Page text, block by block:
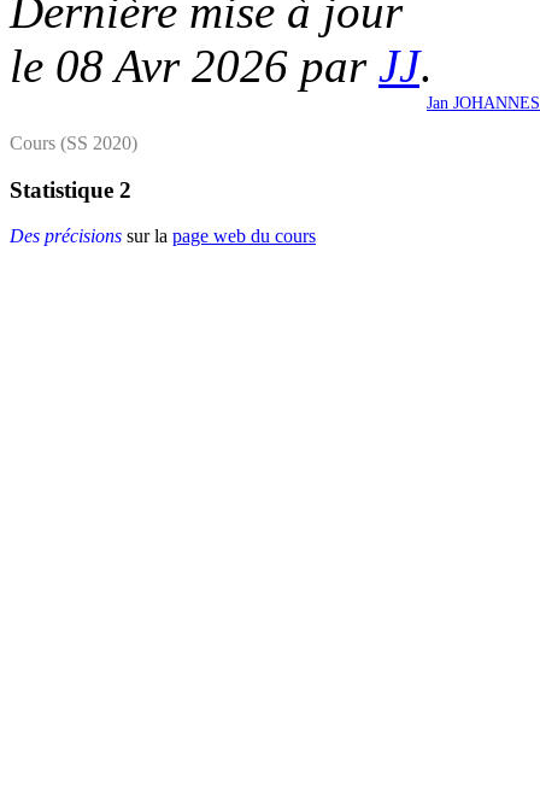
Dernière mise à jour
le 08 Avr 2026 par JJ.
Jan JOHANNES
Cours (SS 2020)
Statistique 2
Des précisions sur la page web du cours